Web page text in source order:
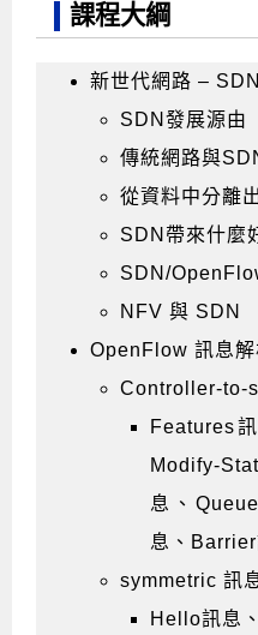
課程大綱
新世代網路 –
SDN發展源由
傳統網路與
從資料中分離
SDN帶來什麼
SDN/
NFV 與 SDN
OpenFlow 訊息解
Controller-to-
Features
Modify-
息、
息、Barrier
symmetric 訊
Hello訊息